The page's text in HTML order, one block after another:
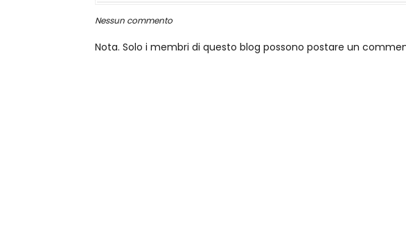
Nessun commento
Nota. Solo i membri di questo blog possono postare un